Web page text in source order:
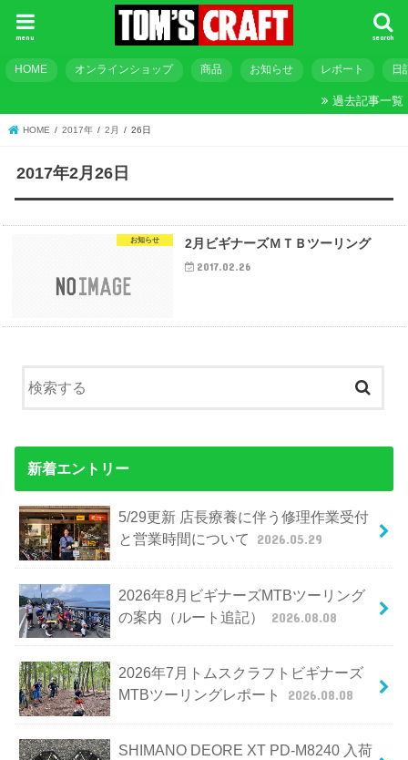
search
menu
HOME オンラインショップ 商品 お知らせ レポート 日
過去記事一覧
HOME 2017年 2月 26日
2017年2月26日
お知らせ 2月ビギナーズＭＴＢツーリング
2017.02.26
新着エントリー
5/29更新 店長療養に伴う修理作業受付
と営業時間について
2026.05.29
2026年8月ビギナーズMTBツーリング
の案内（ルート追記）
2026.08.08
2026年7月トムスクラフトビギナーズ
MTBツーリングレポート
2026.08.08
SHIMANO DEORE XT PD-M8240 入荷